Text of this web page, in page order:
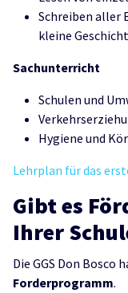
Schreiben aller
kleine
Sachunterricht
Schulen und
Hygiene und
Lehrplan für das
Gibt es
Ihrer
Die GGS Don Bosco
Forderprogramm.